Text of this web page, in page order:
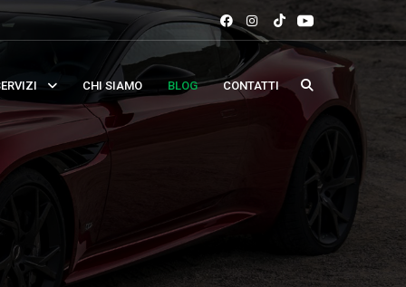
CHI SIAMO BLOG CONTATTI